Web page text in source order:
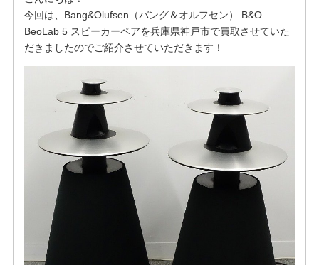
今回は、Bang&Olufsen（バング＆オルフセン） B&O
BeoLab 5 スピーカーペアを兵庫県神戸市で買取させていた
だきましたのでご紹介させていただきます！